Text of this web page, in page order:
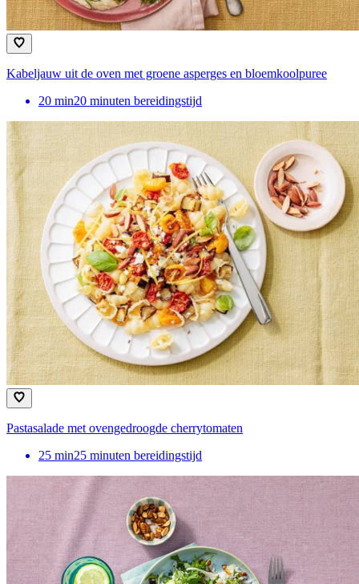
Kabeljauw uit de oven met groene asperges en bloemkoolpuree
20 min20 minuten bereidingstijd
Pastasalade met ovengedroogde ​cherrytomaten
25 min25 minuten bereidingstijd